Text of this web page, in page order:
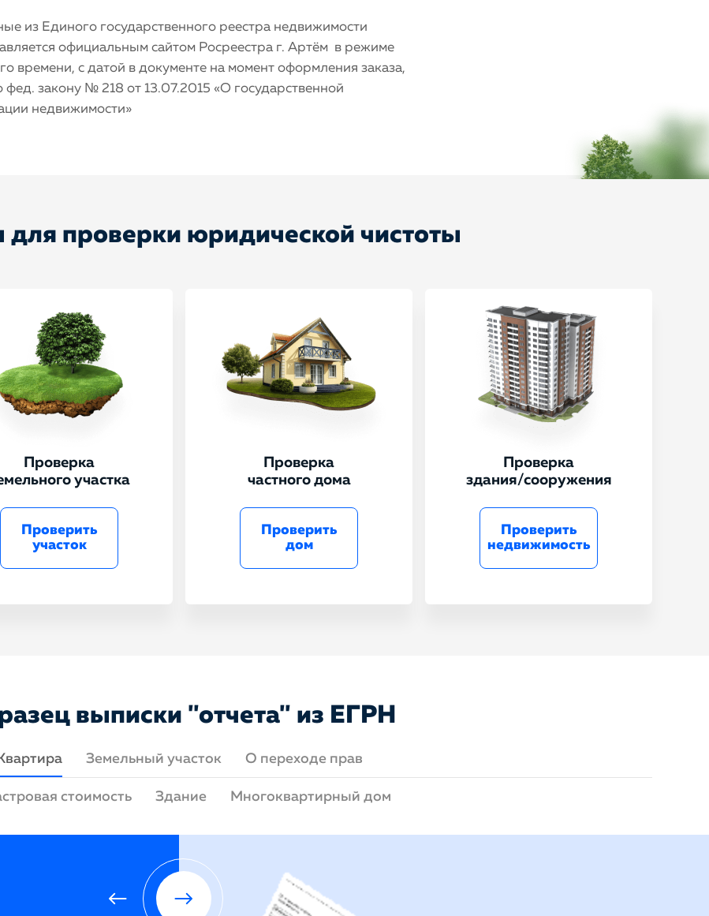
из Единого государственного реестра недвижимости
официальным сайтом Росреестра г. Артём в режиме
времени, с датой в документе на момент оформления заказа,
фед. закону № 218 от 13.07.2015 «О государственной
недвижимости»
для проверки юридической чистоты
Проверка
участка
Проверить
участок
Проверка
частного дома
Проверить
дом
Проверка
здания/сооружения
Проверить
недвижимость
выписки "отчета" из ЕГРН
Земельный участок О переходе прав
стоимость Здание Многоквартирный дом